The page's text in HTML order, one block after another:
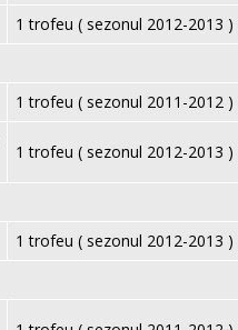
1 trofeu ( sezonul 2012-2013
1 trofeu ( sezonul 2011-2012
1 trofeu ( sezonul 2012-2013
1 trofeu ( sezonul 2012-2013